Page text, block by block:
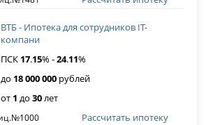
ВТБ - Ипотека для сотрудников IT-
компани
ПСК 17.15% -24.11%
до 18 000 000 рублей
от 1 до30лет
Рассчитать ипотеку